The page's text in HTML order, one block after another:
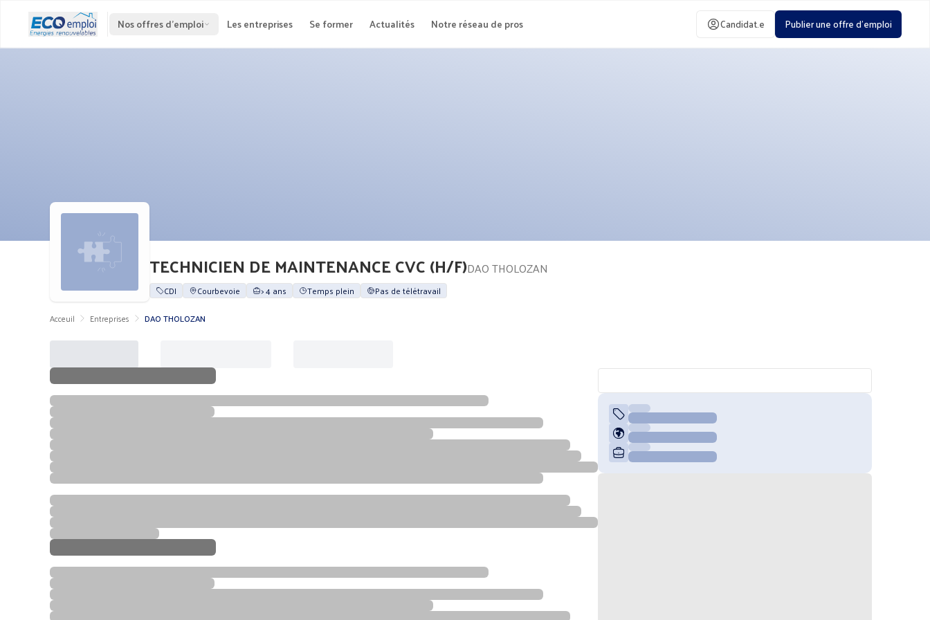
Nos offres d'emploi Les entreprises Se former Actualités Notre réseau de pros Candidat.e Publier une offre d'emploi
TECHNICIEN DE MAINTENANCE CVC (H/F)DAO THOLOZAN
CDI Courbevoie > 4 ans Temps plein
Pas de télétravail
Acceuil
Entreprises DAO THOLOZAN